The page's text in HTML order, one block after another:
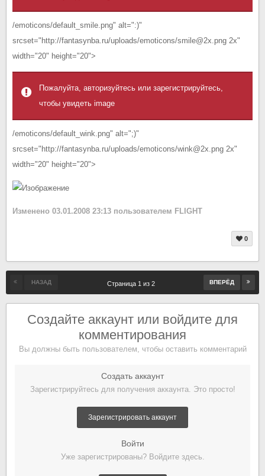
/emoticons/default_smile.png" alt=":)"
srcset="http://fantasynba.ru/uploads/emoticons/smile@2x.png 2x"
width="20" height="20">
Пожалуйта, авторизуйтесь или зарегистрируйтесь,
чтобы увидеть image
/emoticons/default_wink.png" alt=";)"
srcset="http://fantasynba.ru/uploads/emoticons/wink@2x.png 2x"
width="20" height="20">
Изменено 03.01.2008 23:13 пользователем FLIGHT
0
НАЗАД ВПЕРЁД
Страница 1 из 2
Создайте аккаунт или войдите для
комментирования
Вы должны быть пользователем, чтобы оставить комментарий
Создать аккаунт
Зарегистрируйтесь для получения аккаунта. Это просто!
Зарегистрировать аккаунт
Войти
Уже зарегистрированы? Войдите здесь.